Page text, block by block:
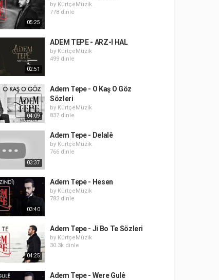
05:25
by KürtçeMüzik
778 dinle
02:51
ADEM TEPE - ARZ-I HAL
by KürtçeMüzik
499 dinle
04:09
Adem Tepe - O Kaş O Göz
Sözleri
by KürtçeMüzik
837 dinle
03:37
Adem Tepe - Delalê
by KürtçeMüzik
766 dinle
03:40
Adem Tepe - Hesen
by KürtçeMüzik
783 dinle
04:25
Adem Tepe - Ji Bo Te Sözleri
by KürtçeMüzik
30.3k dinle
Adem Tepe - Were Gulê